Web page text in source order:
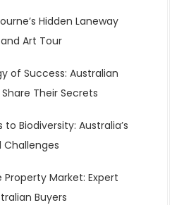
Hidden Laneway
Art Tour
of Success: Australian
Their Secrets
to Biodiversity: Australia’s
Challenges
Market: Expert
Buyers